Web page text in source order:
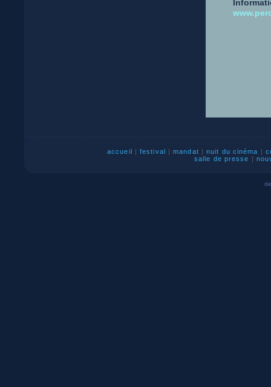
accueil |festival |mandat |nuit du cinéma |
salle de presse |